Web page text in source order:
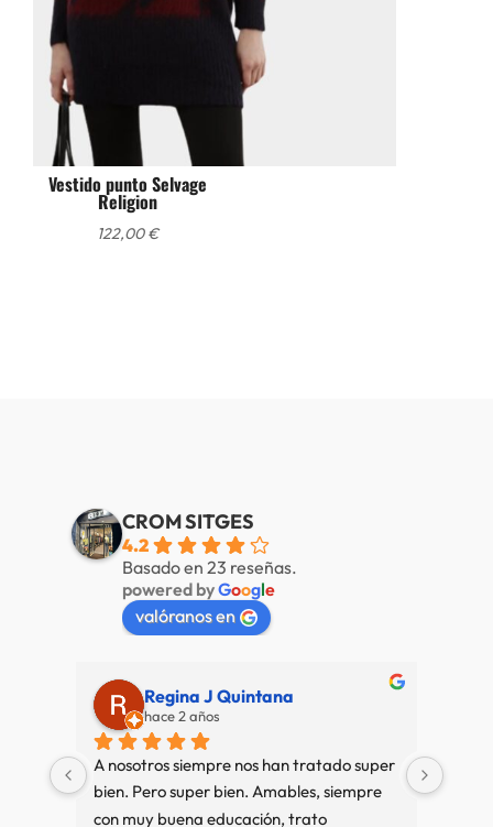
Vestido punto Selvage
Religion
122,00€
CROM SITGES
4.2
Basado en 23 reseñas.
powered byGoogle
valóranos en
Alberto de Fábregas Tapias
hace 3 años
Muy bien mucha variedad personal muy
amable